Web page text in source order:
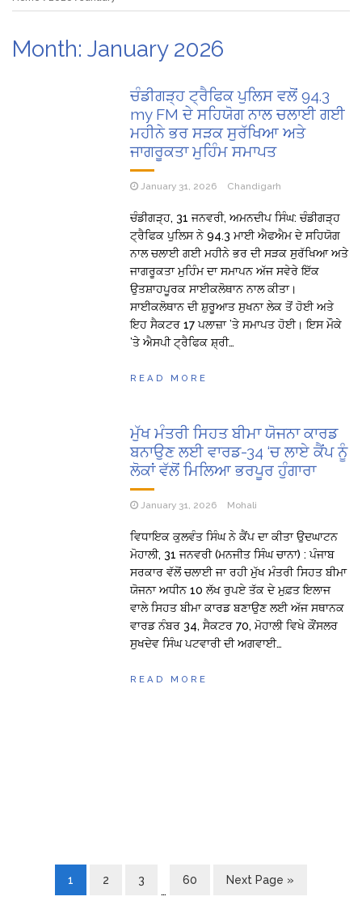
Month: January 2026
ਚੰਡੀਗੜ੍ਹ ਟ੍ਰੈਫਿਕ ਪੁਲਿਸ ਵਲੋਂ 94.3
my FM ਦੇ ਸਹਿਯੋਗ ਨਾਲ ਚਲਾਈ ਗਈ
ਮਹੀਨੇ ਭਰ ਸੜਕ ਸੁਰੱਖਿਆ ਅਤੇ
ਜਾਗਰੂਕਤਾ ਮੁਹਿੰਮ ਸਮਾਪਤ
January 31, 2026 Chandigarh
ਚੰਡੀਗੜ੍ਹ, 31 ਜਨਵਰੀ, ਅਮਨਦੀਪ ਸਿੰਘ: ਚੰਡੀਗੜ੍ਹ
ਟ੍ਰੈਫਿਕ ਪੁਲਿਸ ਨੇ 94.3 ਮਾਈ ਐਫਐਮ ਦੇ ਸਹਿਯੋਗ
ਨਾਲ ਚਲਾਈ ਗਈ ਮਹੀਨੇ ਭਰ ਦੀ ਸੜਕ ਸੁਰੱਖਿਆ ਅਤੇ
ਜਾਗਰੂਕਤਾ ਮੁਹਿੰਮ ਦਾ ਸਮਾਪਨ ਅੱਜ ਸਵੇਰੇ ਇੱਕ
ਉਤਸ਼ਾਹਪੂਰਕ ਸਾਈਕਲੋਥਾਨ ਨਾਲ ਕੀਤਾ।
ਸਾਈਕਲੋਥਾਨ ਦੀ ਸ਼ੁਰੂਆਤ ਸੁਖਨਾ ਲੇਕ ਤੋਂ ਹੋਈ ਅਤੇ
ਇਹ ਸੈਕਟਰ 17 ਪਲਾਜ਼ਾ ’ਤੇ ਸਮਾਪਤ ਹੋਈ। ਇਸ ਮੌਕੇ
’ਤੇ ਐਸਪੀ ਟ੍ਰੈਫਿਕ ਸ਼੍ਰੀ…
READ MORE
ਮੁੱਖ ਮੰਤਰੀ ਸਿਹਤ ਬੀਮਾ ਯੋਜਨਾ ਕਾਰਡ
ਬਨਾਉਣ ਲਈ ਵਾਰਡ-34 ‘ਚ ਲਾਏ ਕੈਂਪ ਨੂੰ
ਲੋਕਾਂ ਵੱਲੋਂ ਮਿਲਿਆ ਭਰਪੂਰ ਹੁੰਗਾਰਾ
January 31, 2026 Mohali
ਵਿਧਾਇਕ ਕੁਲਵੰਤ ਸਿੰਘ ਨੇ ਕੈਂਪ ਦਾ ਕੀਤਾ ਉਦਘਾਟਨ
ਮੋਹਾਲੀ, 31 ਜਨਵਰੀ (ਮਨਜੀਤ ਸਿੰਘ ਚਾਨਾ) : ਪੰਜਾਬ
ਸਰਕਾਰ ਵੱਲੋਂ ਚਲਾਈ ਜਾ ਰਹੀ ਮੁੱਖ ਮੰਤਰੀ ਸਿਹਤ ਬੀਮਾ
ਯੋਜਨਾ ਅਧੀਨ 10 ਲੱਖ ਰੁਪਏ ਤੱਕ ਦੇ ਮੁਫ਼ਤ ਇਲਾਜ
ਵਾਲੇ ਸਿਹਤ ਬੀਮਾ ਕਾਰਡ ਬਣਾਉਣ ਲਈ ਅੱਜ ਸਥਾਨਕ
ਵਾਰਡ ਨੰਬਰ 34, ਸੈਕਟਰ 70, ਮੋਹਾਲੀ ਵਿਖੇ ਕੌਂਸਲਰ
ਸੁਖਦੇਵ ਸਿੰਘ ਪਟਵਾਰੀ ਦੀ ਅਗਵਾਈ…
READ MORE
1 2
3
…
60 Next Page »